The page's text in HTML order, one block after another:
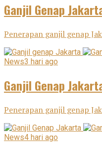
Ganjil Genap
Penerapan ganjil genap
News3 hari ago
Ganjil Genap
Penerapan ganjil genap
News4 hari ago